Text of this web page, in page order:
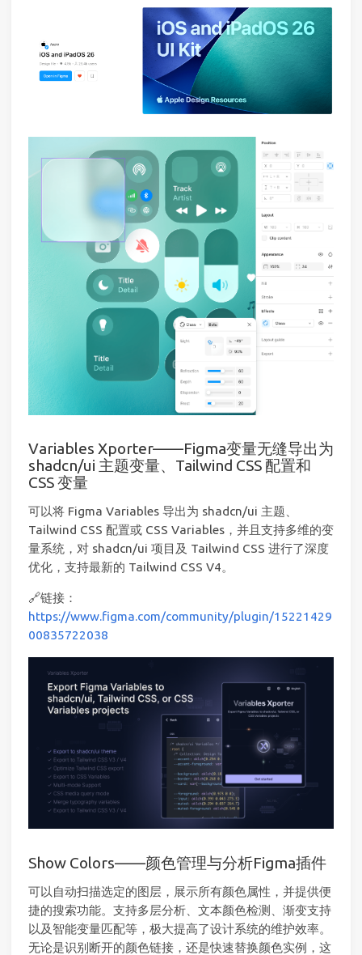
Variables Xporter——Figma变量无缝导出为
shadcn/ui 主题变量、Tailwind CSS 配置和
CSS 变量
可以将 Figma Variables 导出为 shadcn/ui 主题、
Tailwind CSS 配置或 CSS Variables，并且支持多维的变
量系统，对 shadcn/ui 项目及 Tailwind CSS 进行了深度
优化，支持最新的 Tailwind CSS V4。
🔗链接：
https://www.figma.com/community/plugin/15221429
00835722038
Show Colors——颜色管理与分析Figma插件
可以自动扫描选定的图层，展示所有颜色属性，并提供便
捷的搜索功能。支持多层分析、文本颜色检测、渐变支持
以及智能变量匹配等，极大提高了设计系统的维护效率。
无论是识别断开的颜色链接，还是快速替换颜色实例，这